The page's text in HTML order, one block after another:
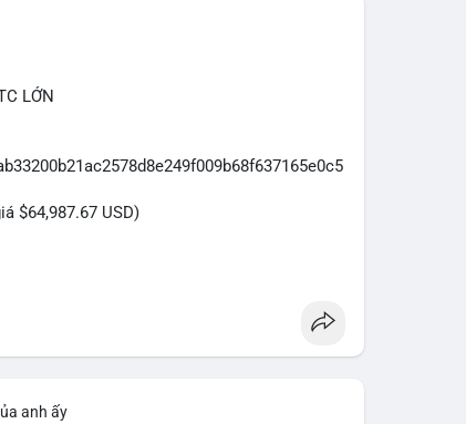
LỚN
$64,987.67 USD)
giao dịch này (ví dụ: chuyển dịch lượng lớn
anh ấy